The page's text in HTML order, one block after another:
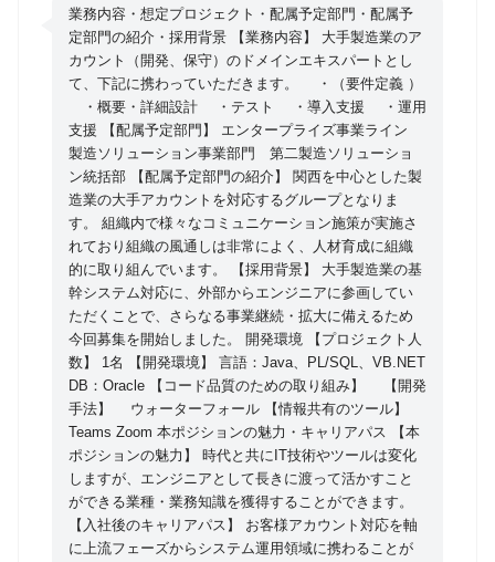
（Rig／Retargetなど） ・外注管理（FB、品質監修）
門】 エンタープライズ事業ライン 製造ソリューショ
ン事業部門 第二製造ソリューション統括部 【配属予
定部門の紹介】 関西を中心とした製造業の大手アカウ
ントを対応するグループとなります。 組織内で様々な
コミュニケーション施策が実施されており組織の風通
しは非常によく、人材育成に組織的に取り組んでいま
す。 【採用背景】 大手製造業の基幹システム対応
に、外部からエンジニアに参画していただくことで、
さらなる事業継続・拡大に備えるため今回募集を開始
しました。
業務内容・想定プロジェクト・配属予定部門・配属予
定部門の紹介・採用背景 【業務内容】 大手製造業のア
カウント（開発、保守）のドメインエキスパートとし
て、下記に携わっていただきます。 ・（要件定義 ）
・概要・詳細設計 ・テスト ・導入支援 ・運用
支援 【配属予定部門】 エンタープライズ事業ライン
製造ソリューション事業部門 第二製造ソリューショ
ン統括部 【配属予定部門の紹介】 関西を中心とした製
造業の大手アカウントを対応するグループとなりま
す。 組織内で様々なコミュニケーション施策が実施さ
れており組織の風通しは非常によく、人材育成に組織
的に取り組んでいます。 【採用背景】 大手製造業の基
幹システム対応に、外部からエンジニアに参画してい
ただくことで、さらなる事業継続・拡大に備えるため
今回募集を開始しました。 開発環境 【プロジェクト人
数】 1名 【開発環境】 言語：Java、PL/SQL、VB.NET
DB：Oracle 【コード品質のための取り組み】 【開発
手法】 ウォーターフォール 【情報共有のツール】
Teams Zoom 本ポジションの魅力・キャリアパス 【本
ポジションの魅力】 時代と共にIT技術やツールは変化
しますが、エンジニアとして長きに渡って活かすこと
ができる業種・業務知識を獲得することができます。
【入社後のキャリアパス】 お客様アカウント対応を軸
に上流フェーズからシステム運用領域に携わることが